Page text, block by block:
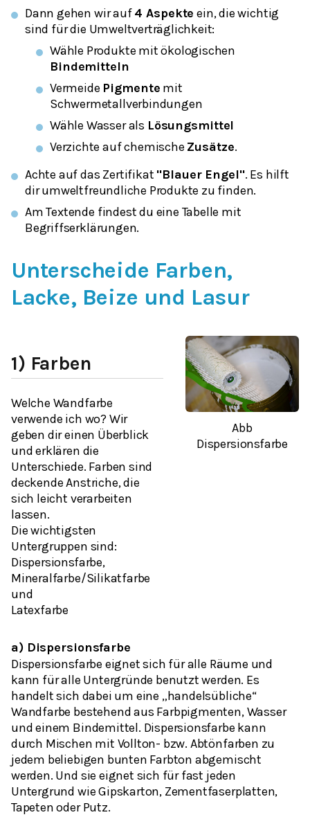
Dann gehen wir auf4 Aspekte ein, die wichtig
sind für die Umweltverträglichkeit:
Wähle Produkte mit ökologischen
Bindemitteln
Vermeide Pigmente mit
Schwermetallverbindungen
Wähle Wasser als Lösungsmittel
Verzichte auf chemische Zusätze.
Achte auf das Zertifikat "Blauer Engel". Es hilft
dir umweltfreundliche Produkte zu finden.
Am Textende findest du eine Tabelle mit
Begriffserklärungen.
Unterscheide Farben,
Lacke, Beize und Lasur
1) Farben
Welche Wandfarbe
verwende ich wo? Wir
geben dir einen Überblick
und erklären die
Unterschiede. Farben sind
deckende Anstriche, die
sich leicht verarbeiten
lassen.
Die wichtigsten
Untergruppen sind:
Dispersionsfarbe,
Mineralfarbe/Silikatfarbe
und
Latexfarbe
Abb
Dispersionsfarbe
a) Dispersionsfarbe
Dispersionsfarbe eignet sich für alle Räume und
kann für alle Untergründe benutzt werden. Es
handelt sich dabei um eine „handelsübliche“
Wandfarbe bestehend aus Farbpigmenten, Wasser
und einem Bindemittel. Dispersionsfarbe kann
durch Mischen mit Vollton- bzw. Abtönfarben zu
jedem beliebigen bunten Farbton abgemischt
werden. Und sie eignet sich für fast jeden
Untergrund wie Gipskarton, Zementfaserplatten,
Tapeten oder Putz.